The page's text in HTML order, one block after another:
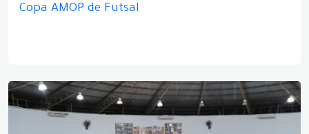
Copa AMOP de Futsal